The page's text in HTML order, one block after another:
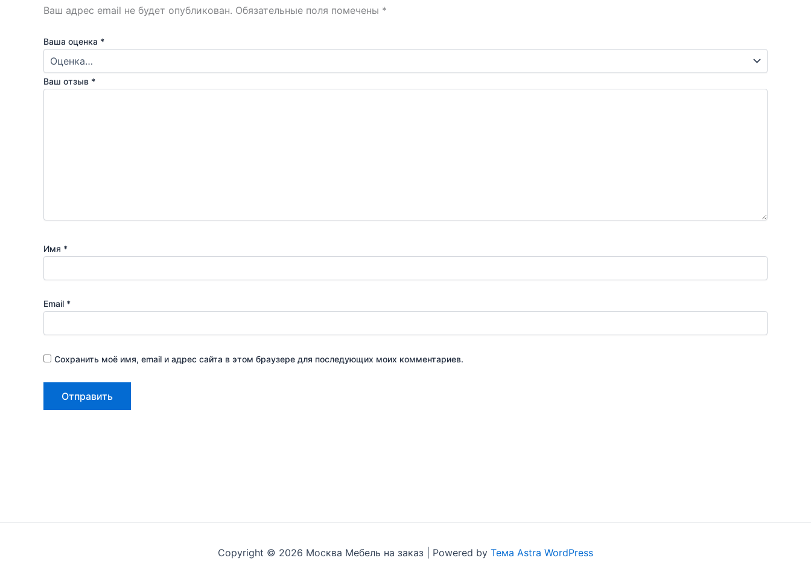
Ваш адрес email не будет опубликован. Обязательные поля помечены *
Ваша оценка *
Ваш отзыв *
Имя *
Email *
Сохранить моё имя, email и адрес сайта в этом браузере для последующих моих комментариев.
Copyright © 2026 Москва Мебель на заказ | Powered by Тема Astra WordPress